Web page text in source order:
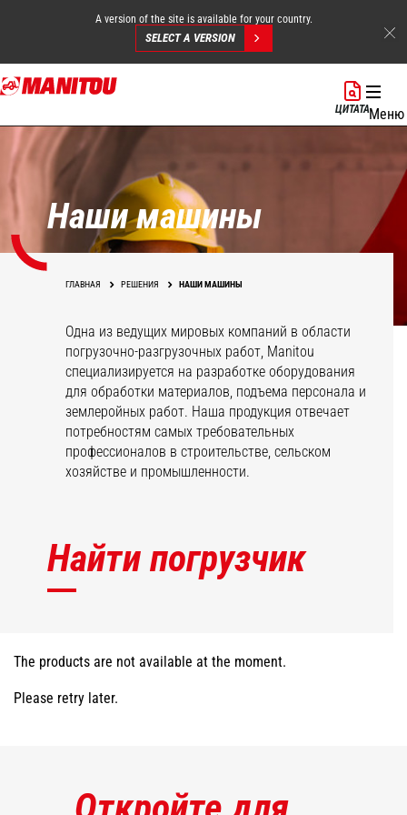
Перейти
к
содержанию
A version of the site is available for your country.
SELECT A VERSION
ЦИТАТАМеню
Наши машины
ГЛАВНАЯ РЕШЕНИЯ НАШИ МАШИНЫ
Одна из ведущих мировых компаний в области
погрузочно-разгрузочных работ, Manitou
специализируется на разработке оборудования
для обработки материалов, подъема персонала и
землеройных работ. Наша продукция отвечает
потребностям самых требовательных
профессионалов в строительстве, сельском
хозяйстве и промышленности.
Найти погрузчик
The products are not available at the moment.
Please retry later.